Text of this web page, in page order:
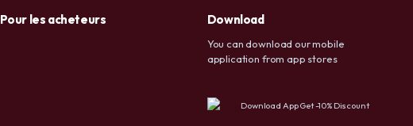
Pour les acheteurs Download
You can download our mobile
application from app stores
Download App Get -10% Discount